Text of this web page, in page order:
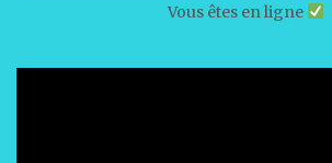
Vous êtes en ligne